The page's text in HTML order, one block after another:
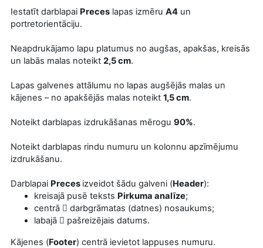
Iestatīt darblapai Preces lapas izmēru A4 un
portretorientāciju.
Neapdrukājamo lapu platumus no augšas, apakšas, kreisās
un labās malas noteikt 2,5 cm.
Lapas galvenes attālumu no lapas augšējās malas un
kājenes – no apakšējās malas noteikt 1,5 cm.
Noteikt darblapas izdrukāšanas mērogu 90%.
Noteikt darblapas rindu numuru un kolonnu apzīmējumu
izdrukāšanu.
Darblapai Preces izveidot šādu galveni (Header):
kreisajā pusē teksts Pirkuma analīze;
centrā  darbgrāmatas (datnes) nosaukums;
labajā  pašreizējais datums.
Kājenes (Footer) centrā ievietot lappuses numuru.